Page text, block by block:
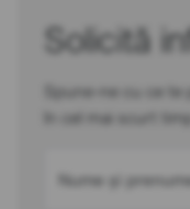
Solicită
Spune-ne cu ce
în cel mai scurt timp
Nume și